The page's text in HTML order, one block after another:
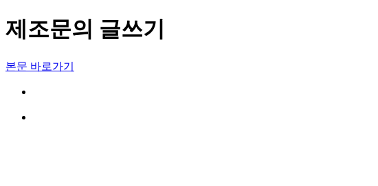
제조문의 글쓰기
본문 바로가기